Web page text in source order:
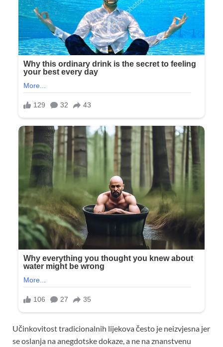
Učinkovitost tradicionalnih lijekova često je neizvjesna jer
se oslanja na anegdotske dokaze, a ne na znanstvenu